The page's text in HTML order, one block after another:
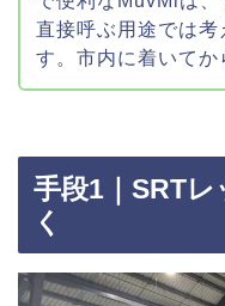
直接呼ぶ用途では
す。市内に着いて
手段1｜SRT
く